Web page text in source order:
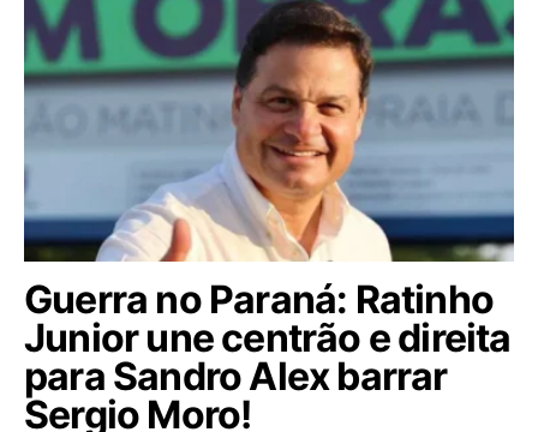
Guerra no Paraná: Ratinho
Junior une centrão e direita
para Sandro Alex barrar
Sergio Moro!